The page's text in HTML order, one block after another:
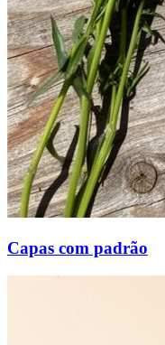
Capas com padrão